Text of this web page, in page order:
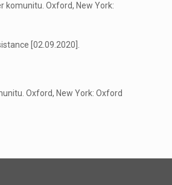
komunitu. Oxford, New York:
[02.09.2020].
Oxford, New York: Oxford